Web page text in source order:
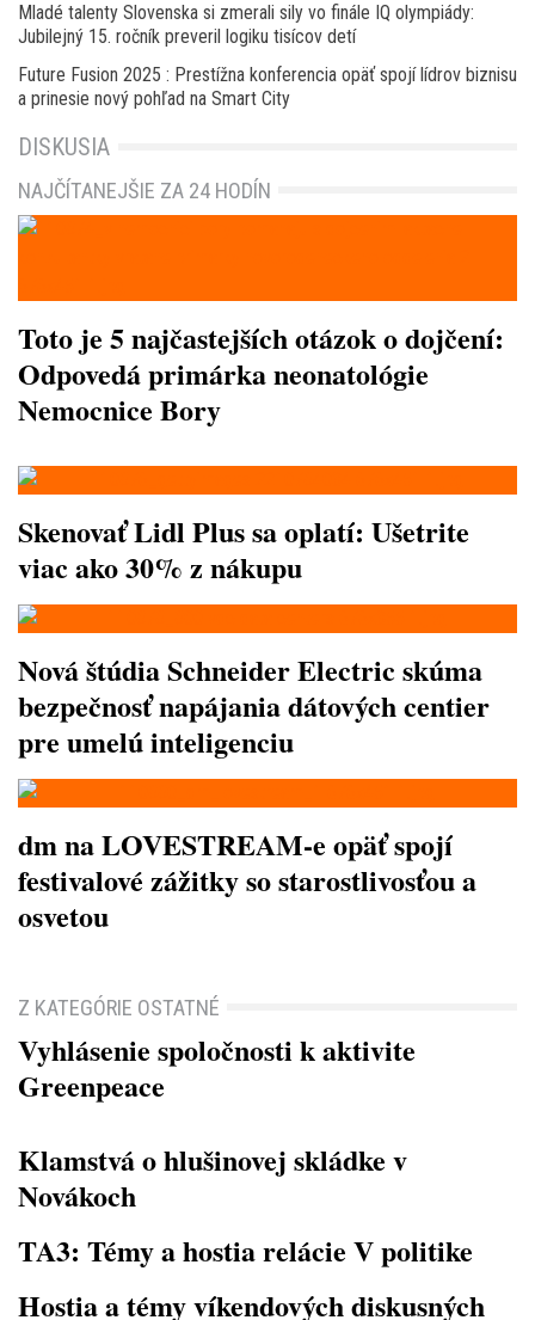
Mladé talenty Slovenska si zmerali sily vo finále IQ olympiády:
Jubilejný 15. ročník preveril logiku tisícov detí
Future Fusion 2025 : Prestížna konferencia opäť spojí lídrov biznisu
a prinesie nový pohľad na Smart City
DISKUSIA
NAJČÍTANEJŠIE ZA 24 HODÍN
Toto je 5 najčastejších otázok o dojčení:
Odpovedá primárka neonatológie
Nemocnice Bory
Skenovať Lidl Plus sa oplatí: Ušetrite
viac ako 30% z nákupu
Nová štúdia Schneider Electric skúma
bezpečnosť napájania dátových centier
pre umelú inteligenciu
dm na LOVESTREAM-e opäť spojí
festivalové zážitky so starostlivosťou a
osvetou
Z KATEGÓRIE OSTATNÉ
Vyhlásenie spoločnosti k aktivite
Greenpeace
Klamstvá o hlušinovej skládke v
Novákoch
TA3: Témy a hostia relácie V politike
Hostia a témy víkendových diskusných